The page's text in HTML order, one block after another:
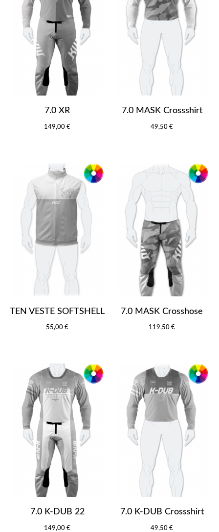
7.0 XR
149,00 €
7.0 MASK Crossshirt
49,50 €
TEN VESTE SOFTSHELL
55,00 €
7.0 MASK Crosshose
119,50 €
7.0 K-DUB 22
149,00 €
7.0 K-DUB Crossshirt
49,50 €